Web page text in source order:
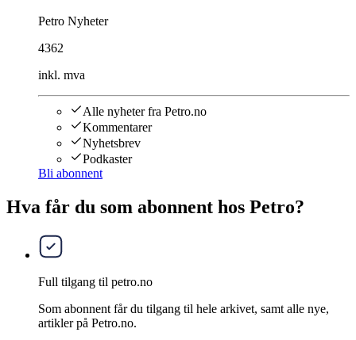
Petro Nyheter
4362
inkl. mva
Alle nyheter fra Petro.no
Kommentarer
Nyhetsbrev
Podkaster
Bli abonnent
Hva får du som abonnent hos Petro?
Full tilgang til petro.no
Som abonnent får du tilgang til hele arkivet, samt alle nye,
artikler på Petro.no.